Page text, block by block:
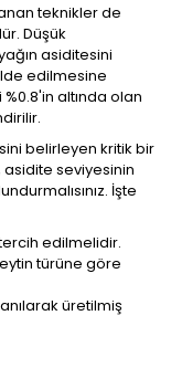
teknikler de
Düşük
asiditesini
edilmesine
altında olan
belirleyen kritik bir
asidite seviyesinin
İşte
edilmelidir.
türüne göre
üretilmiş